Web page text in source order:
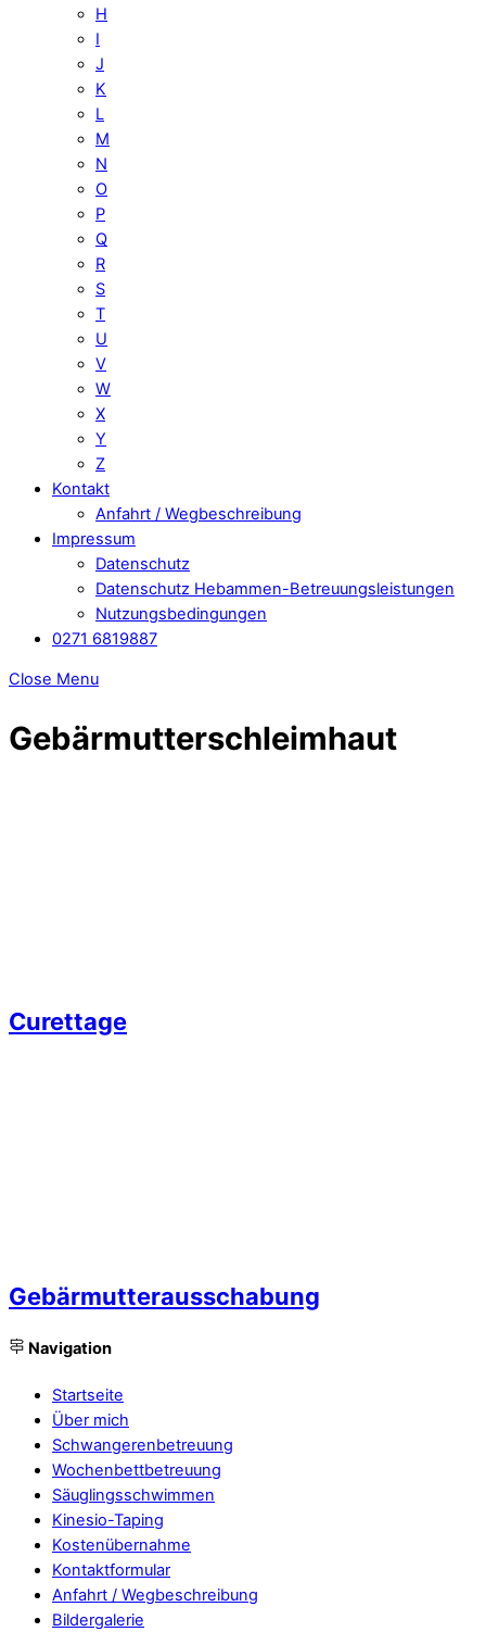
H
I
J
K
L
M
N
O
P
Q
R
S
T
U
V
W
X
Y
Z
Kontakt
Anfahrt / Wegbeschreibung
Impressum
Datenschutz
Datenschutz Hebammen-Betreuungsleistungen
Nutzungsbedingungen
0271 6819887
Close Menu
Gebärmutterschleimhaut
Curettage
Gebärmutterausschabung
Navigation
Startseite
Über mich
Schwangerenbetreuung
Wochenbettbetreuung
Säuglingsschwimmen
Kinesio-Taping
Kostenübernahme
Kontaktformular
Anfahrt / Wegbeschreibung
Bildergalerie